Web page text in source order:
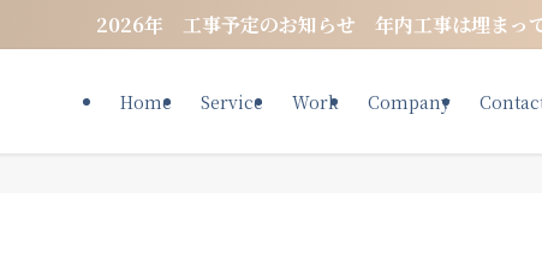
2026年 工事予定のお知らせ 年内工事は埋まっております。
Home Service Work Company